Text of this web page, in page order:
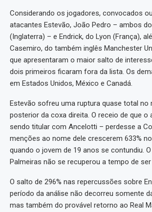
Considerando os jogadores, convocados
atacantes Estevão, João Pedro – ambos
(Inglaterra) – e Endrick, do Lyon (França),
Casemiro, do também inglês Manchester
que apresentaram o maior salto de
dois primeiros ficaram fora da lista. Os
em Estados Unidos, México e Canadá.
Estevão sofreu uma ruptura quase total no
posterior da coxa direita. O receio de que o
sendo titular com Ancelotti – perdesse a
menções ao nome dele crescerem 633%
quando o jovem de 19 anos se contundiu.
Palmeiras não se recuperou a tempo de
O salto de 296% nas repercussões sobre
período da análise não decorreu somente
mas também do provável retorno ao Real